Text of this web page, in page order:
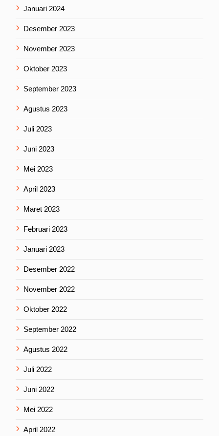
Januari 2024
Desember 2023
November 2023
Oktober 2023
September 2023
Agustus 2023
Juli 2023
Juni 2023
Mei 2023
April 2023
Maret 2023
Februari 2023
Januari 2023
Desember 2022
November 2022
Oktober 2022
September 2022
Agustus 2022
Juli 2022
Juni 2022
Mei 2022
April 2022